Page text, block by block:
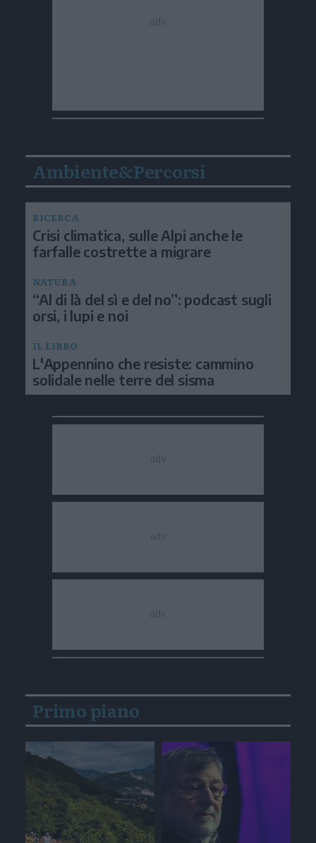
Ambiente&Percorsi
RICERCA
Crisi climatica, sulle Alpi anche le
farfalle costrette a migrare
NATURA
“Al di là del sì e del no”: podcast sugli
orsi, i lupi e noi
IL LIBRO
L'Appennino che resiste: cammino
solidale nelle terre del sisma
Primo piano